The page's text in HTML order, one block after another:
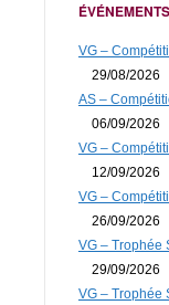
VG –
29/08/2026
AS –
06/09/2026
VG –
12/09/2026
VG –
26/09/2026
VG – Trophée
29/09/2026
VG – Trophée